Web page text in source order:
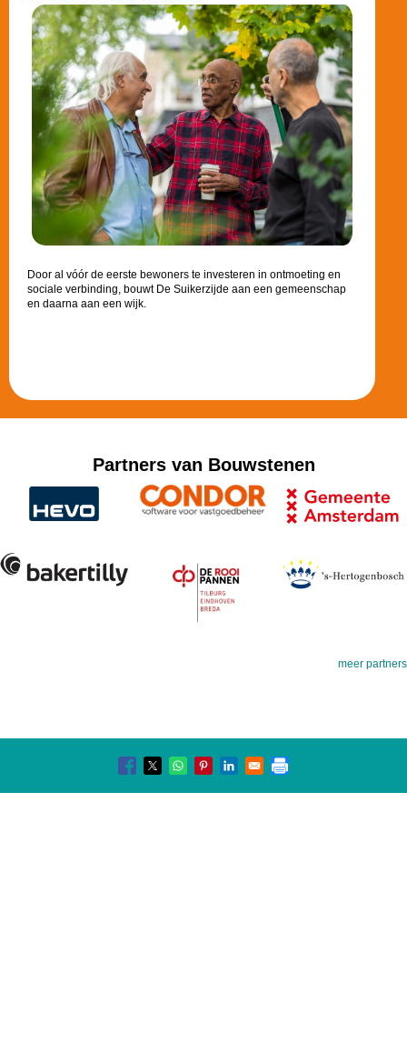
Door al vóór de eerste bewoners te investeren in ontmoeting en
sociale verbinding, bouwt De Suikerzijde aan een gemeenschap
en daarna aan een wijk.
Partners van Bouwstenen
meer partners